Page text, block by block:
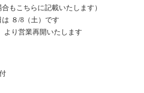
もこちらに記載いたします）
８/8（土）です
り営業再開いたします
付